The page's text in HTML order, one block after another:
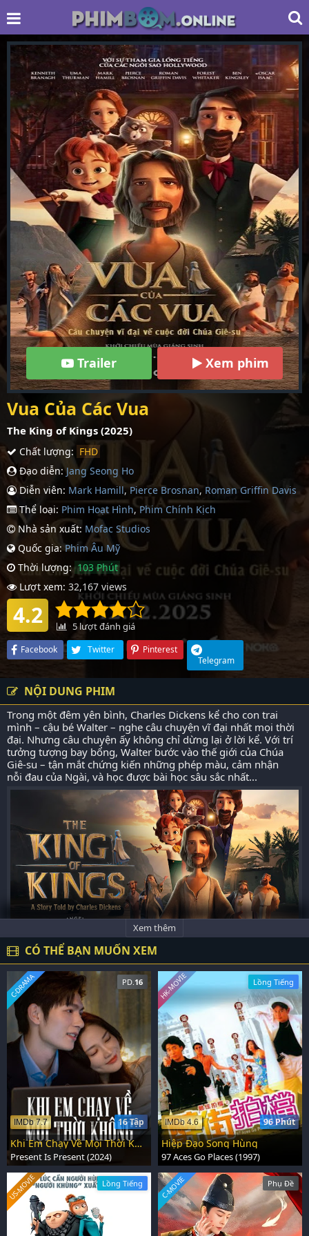
Trailer Xem phim
Vua Của Các Vua
The King of Kings (2025)
Chất lượng: FHD
Đạo diễn: Jang Seong Ho
Diễn viên: Mark Hamill,Pierce Brosnan, Roman Griffin Davis
Thể loại: Phim Hoạt Hình,Phim Chính Kịch
Nhà sản xuất: Mofac Studios
Quốc gia: Phim Âu Mỹ
Thời lượng: 103 Phút
Lượt xem: 32,167 views
4.2 5lượt đánh giá
Facebook Twitter
Pinterest
Telegram
NỘI DUNG PHIM
Trong một đêm yên bình, Charles Dickens kể cho con trai
mình – cậu bé Walter – nghe câu chuyện vĩ đại nhất mọi thời
đại. Nhưng câu chuyện ấy không chỉ dừng lại ở lời kể. Với trí
tưởng tượng bay bổng, Walter bước vào thế giới của Chúa
Giê-su – tận mắt chứng kiến những phép màu, cảm nhận
nỗi đau của Ngài, và học được bài học sâu sắc nhất...
Xem thêm
CÓ THỂ BẠN MUỐN XEM
PD. 16
16 Tập
IMDb 7.7
C-DRAMA
Khi Em Chạy Về Mọi Thời Không
Present Is Present (2024)
Lồng Tiếng
96 Phút
IMDb 4.6
HK-MOVIE
Hiệp Đạo Song Hùng
97 Aces Go Places (1997)
Lồng Tiếng
US-MOVIE Phụ Đề
C-MOVIE